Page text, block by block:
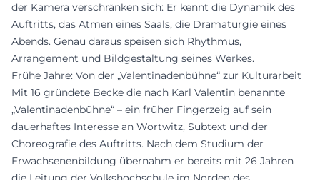
der Kamera verschränken sich: Er kennt die Dynamik des
Auftritts, das Atmen eines Saals, die Dramaturgie eines
Abends. Genau daraus speisen sich Rhythmus,
Arrangement und Bildgestaltung seines Werkes.
Frühe Jahre: Von der „Valentinadenbühne“ zur Kulturarbeit
Mit 16 gründete Becke die nach Karl Valentin benannte
„Valentinadenbühne“ – ein früher Fingerzeig auf sein
dauerhaftes Interesse an Wortwitz, Subtext und der
Choreografie des Auftritts. Nach dem Studium der
Erwachsenenbildung übernahm er bereits mit 26 Jahren